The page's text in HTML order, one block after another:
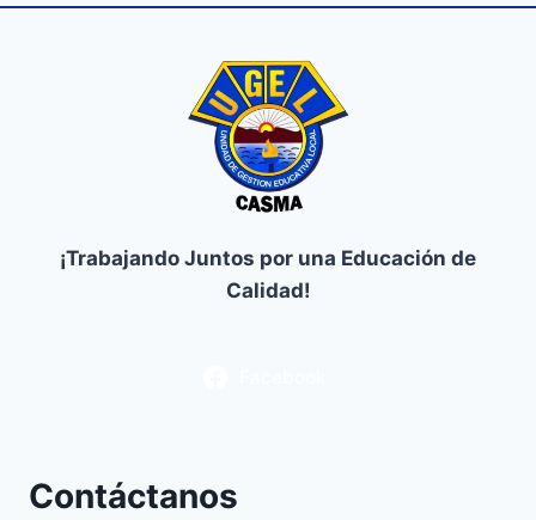
¡Trabajando Juntos por una Educación de
Calidad!
Contáctanos